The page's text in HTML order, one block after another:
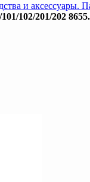
и
102/201/202